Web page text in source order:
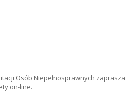
Osób Niepełnosprawnych zaprasza
on-line.